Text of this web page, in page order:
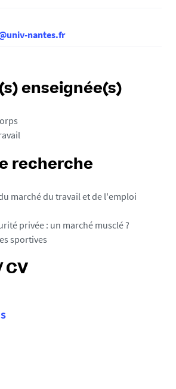
nantes.fr
enseignée(s)
recherche
marché du travail et de l'emploi
privée : un marché musclé ?
sportives
CV